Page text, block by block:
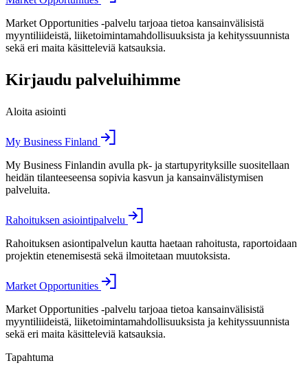
Market Opportunities -palvelu tarjoaa tietoa kansainvälisistä
myyntiliideistä, liiketoimintamahdollisuuksista ja kehityssuunnista
sekä eri maita käsitteleviä katsauksia.
Kirjaudu palveluihimme
Aloita asiointi
My Business Finland
My Business Finlandin avulla pk- ja startupyrityksille suositellaan
heidän tilanteeseensa sopivia kasvun ja kansainvälistymisen
palveluita.
Rahoituksen asiointipalvelu
Rahoituksen asiontipalvelun kautta haetaan rahoitusta, raportoidaan
projektin etenemisestä sekä ilmoitetaan muutoksista.
Market Opportunities
Market Opportunities -palvelu tarjoaa tietoa kansainvälisistä
myyntiliideistä, liiketoimintamahdollisuuksista ja kehityssuunnista
sekä eri maita käsitteleviä katsauksia.
Tapahtuma